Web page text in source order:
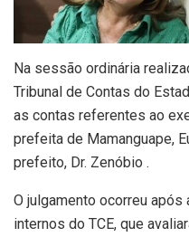
Na sessão ordinária
Tribunal de Contas do
as contas referentes ao
prefeita de Mamanguape,
prefeito, Dr. Zenóbio .
O julgamento ocorreu
internos do TCE, que